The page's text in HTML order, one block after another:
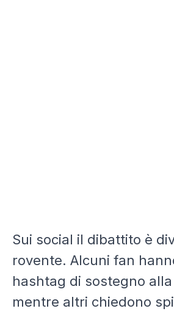
Sui social il dibattito è
rovente. Alcuni fan
hashtag di sostegno
mentre altri chiedono